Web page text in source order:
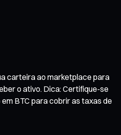
carteira ao marketplace para
o ativo. Dica: Certifique-se
BTC para cobrir as taxas de